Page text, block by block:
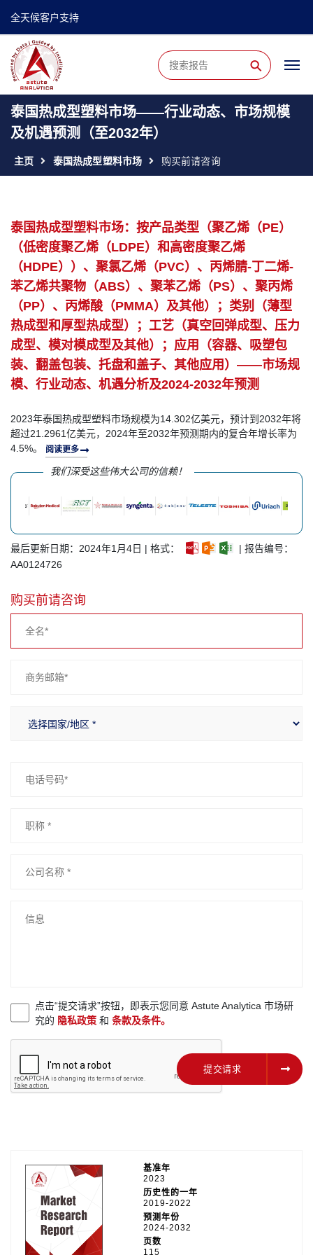
全天候客户支持
⚲
泰国热成型塑料市场——行业动态、市场规模
及机遇预测（至2032年）
主页 泰国热成型塑料市场 购买前请咨询
泰国热成型塑料市场：按产品类型（聚乙烯（PE）
（低密度聚乙烯（LDPE）和高密度聚乙烯
（HDPE））、聚氯乙烯（PVC）、丙烯腈-丁二烯-
苯乙烯共聚物（ABS）、聚苯乙烯（PS）、聚丙烯
（PP）、丙烯酸（PMMA）及其他）；类别（薄型
热成型和厚型热成型）；工艺（真空回弹成型、压力
成型、模对模成型及其他）；应用（容器、吸塑包
装、翻盖包装、托盘和盖子、其他应用）——市场规
模、行业动态、机遇分析及2024-2032年预测
2023年泰国热成型塑料市场规模为14.302亿美元，预计到2032年将
超过21.2961亿美元，2024年至2032年预测期内的复合年增长率为
4.5%。
阅读更多
我们深受这些伟大公司的信赖！
最后更新日期：2024年1月4日 | 格式：
| 报告编号：
AA0124726
购买前请咨询
点击“提交请求”按钮，即表示您同意 Astute Analytica 市场研
究的 隐私政策 和条款及条件。
提交请求
基准年
2023
历史性的一年
2019-2022
预测年份
2024-2032
页数
115